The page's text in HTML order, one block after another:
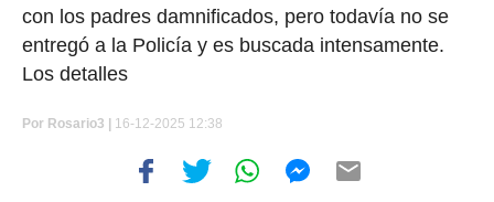
con los padres damnificados, pero todavía no se
entregó a la Policía y es buscada intensamente.
Los detalles
Por Rosario3 | 16-12-2025 12:38